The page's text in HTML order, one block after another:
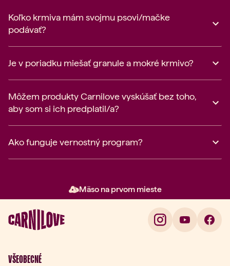
Koľko krmiva mám svojmu psovi/mačke
podávať?
Je v poriadku miešať granule a mokré krmivo?
Môžem produkty Carnilove vyskúšať bez toho,
aby som si ich predplatil/a?
Ako funguje vernostný program?
Mäso na prvom mieste
Položka 2 z 3: Mäso na prvom
VŠEOBECNÉ